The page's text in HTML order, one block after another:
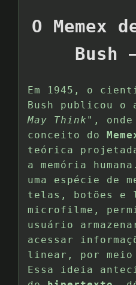
O Memex
Bush
Em 1945, o
Bush publicou o
May Think" ,
conceito do
teórica
a memória
uma espécie de
telas, botões e
microfilme,
usuário
acessar
linear, por meio
Essa ideia